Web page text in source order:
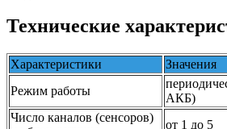
Технические
Характеристики
Значения
Режим работы
АКБ)
Число каналов (сенсоров)
от 1 до 5